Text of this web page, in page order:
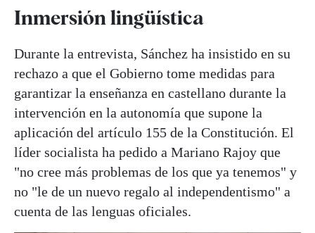
Inmersión lingüística
Durante la entrevista, Sánchez ha insistido en su
rechazo a que el Gobierno tome medidas para
garantizar la enseñanza en castellano durante la
intervención en la autonomía que supone la
aplicación del artículo 155 de la Constitución. El
líder socialista ha pedido a Mariano Rajoy que
"no cree más problemas de los que ya tenemos" y
no "le de un nuevo regalo al independentismo" a
cuenta de las lenguas oficiales.